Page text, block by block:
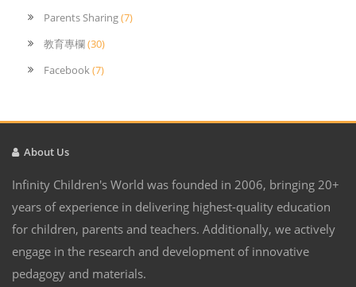
Parents Sharing(7)
教育專欄(30)
Facebook(7)
About Us
Infinity Children's World was founded in 2006, bringing 20+
years of experience in delivering highest-quality education
for children, parents and teachers. Additionally, we actively
engage in the research and development of innovative
pedagogy and materials.